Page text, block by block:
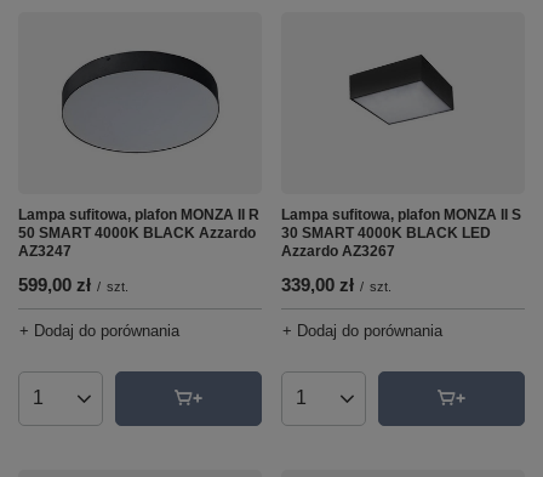
Lampa sufitowa, plafon MONZA II R
50 SMART 4000K BLACK Azzardo
AZ3247
599,00 zł / szt.
+ Dodaj do porównania
Ilość produktów
Lampa sufitowa, plafon MONZA II S
30 SMART 4000K BLACK LED
Azzardo AZ3267
339,00 zł / szt.
+ Dodaj do porównania
Ilość produktów